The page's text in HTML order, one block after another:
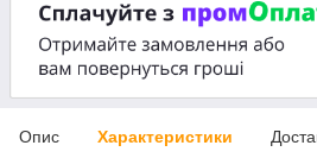
Опис Характеристики